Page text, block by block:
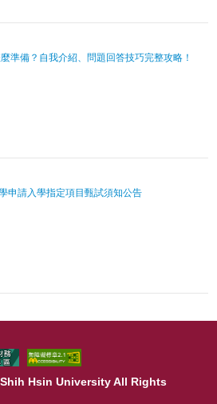
準備？自我介紹、問題回答技巧完整攻略！
申請入學指定項目甄試須知公告
Shih Hsin University All Rights